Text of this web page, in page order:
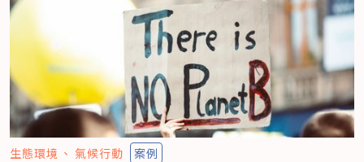
生態環境 氣候行動 案例